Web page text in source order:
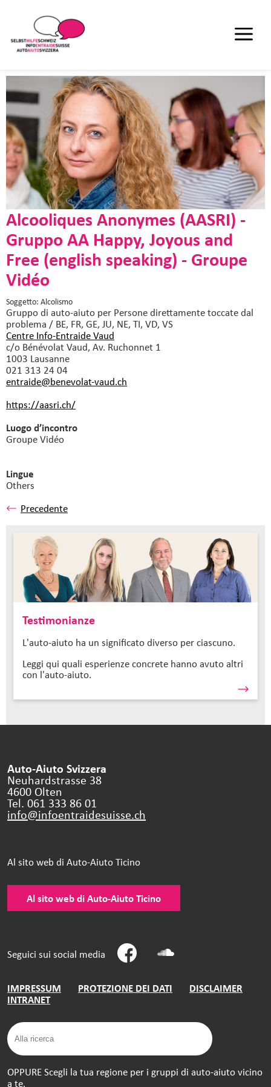
Alcooliques Anonymes (AASRI) -
Gruppo AA Happy, Joyous and
Free (english speaking) - Groupe
Vidéo
Soggetto: Alcolismo
Gruppo di auto-aiuto per Persone direttamente toccate dal
problema / BE, FR, GE, JU, NE, TI, VD, VS
Centre Info-Entraide Vaud
c/o Bénévolat Vaud, Av. Ruchonnet 1
1003 Lausanne
021 313 24 04
entraide@benevolat-vaud.ch
https://aasri.ch/
Luogo d’incontro
Groupe Vidéo
Lingue
Others
Precedente
Testimonianze
L'auto-aiuto ha un significato diverso per ciascuno.
Leggi qui quali esperienze concrete hanno avuto altri
con l'auto-aiuto.
Auto-Aiuto Svizzera
Neuhardstrasse 38
4600 Olten
Tel. 061 333 86 01
info@infoentraidesuisse.ch
Al sito web di Auto-Aiuto Ticino
Al sito web di Auto-Aiuto Ticino
Seguici sui social media
IMPRESSUM PROTEZIONE DEI DATI
DISCLAIMER
INTRANET
OPPURE Scegli la tua regione per i gruppi di auto-aiuto vicino
a te.